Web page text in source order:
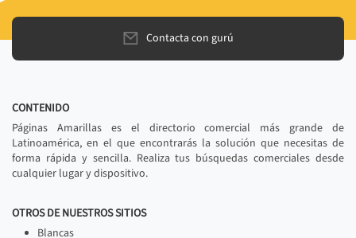
Contacta con gurú
CONTENIDO
Páginas Amarillas es el directorio comercial más grande de
Latinoamérica, en el que encontrarás la solución que necesitas de
forma rápida y sencilla. Realiza tus búsquedas comerciales desde
cualquier lugar y dispositivo.
OTROS DE NUESTROS SITIOS
Blancas